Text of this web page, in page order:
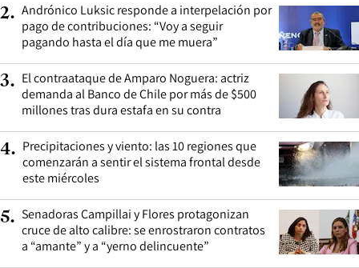
2. Andrónico Luksic responde a interpelación por
pago de contribuciones: “Voy a seguir
pagando hasta el día que me muera”
3. El contraataque de Amparo Noguera: actriz
demanda al Banco de Chile por más de $500
millones tras dura estafa en su contra
4. Precipitaciones y viento: las 10 regiones que
comenzarán a sentir el sistema frontal desde
este miércoles
5. Senadoras Campillai y Flores protagonizan
cruce de alto calibre: se enrostraron contratos
a “amante” y a “yerno delincuente”